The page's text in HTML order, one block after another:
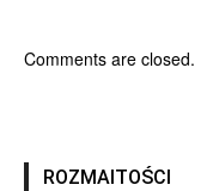
Comments are closed.
ROZMAITOŚCI